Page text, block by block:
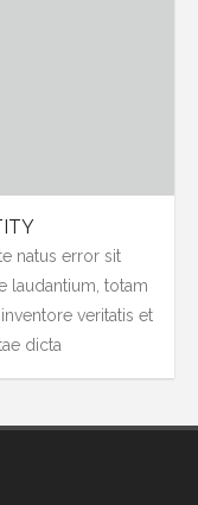
natus error sit
laudantium, totam
veritatis et
dicta